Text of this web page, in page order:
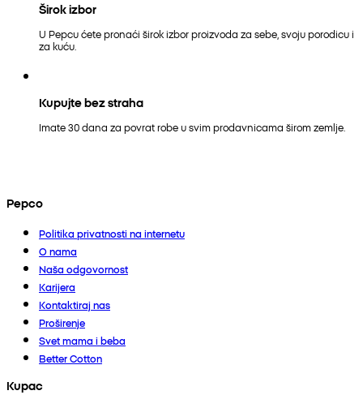
Širok izbor
U Pepcu ćete pronaći širok izbor proizvoda za sebe, svoju porodicu i
za kuću.
Kupujte bez straha
Imate 30 dana za povrat robe u svim prodavnicama širom zemlje.
Pepco
Politika privatnosti na internetu
O nama
Naša odgovornost
Karijera
Kontaktiraj nas
Proširenje
Svet mama i beba
Better Cotton
Kupac